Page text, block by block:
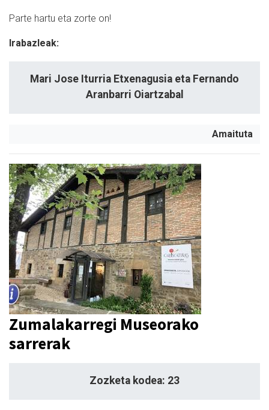
Parte hartu eta zorte on!
Irabazleak:
Mari Jose Iturria Etxenagusia eta Fernando
Aranbarri Oiartzabal
Amaituta
Zumalakarregi Museorako
sarrerak
Zozketa kodea: 23